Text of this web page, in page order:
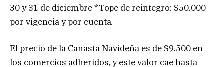
30 y 31 de diciembre *Tope de reintegro: $50.000
por vigencia y por cuenta.
El precio de la Canasta Navideña es de $9.500 en
los comercios adheridos, y este valor cae hasta